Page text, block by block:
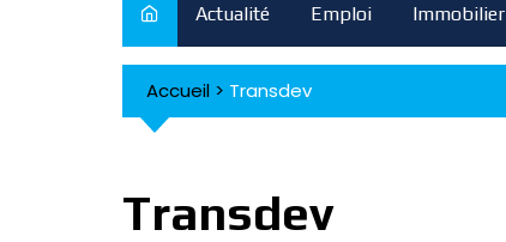
Actualité Emploi Immobilier
Accueil > Transdev
Transdev